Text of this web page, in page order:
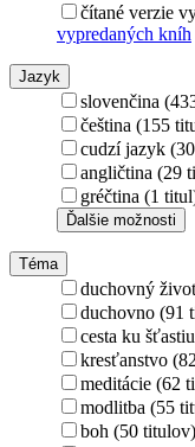
čítané verzie
vypredaných kníh
Jazyk
slovenčina
čeština (155
cudzí jazyk
angličtina (29
gréčtina (1
Ďalšie možnosti
Téma
duchovný
duchovno (91
cesta ku
kresťanstvo
meditácie (62
modlitba (55
boh (50 titulov)